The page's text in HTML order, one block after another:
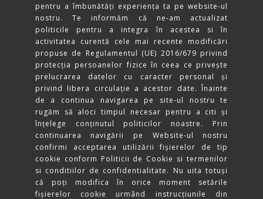
pentru a îmbunătăți experiența ta pe website-ul
nostru. Te informăm că ne-am actualizat
politicile pentru a integra în acestea si în
activitatea curentă cele mai recente modificări
propuse de Regulamentul (UE) 2016/679 privind
protecția persoanelor fizice în ceea ce privește
prelucrarea datelor cu caracter personal și
privind libera circulație a acestor date. Înainte
de a continua navigarea pe site-ul nostru te
rugăm să aloci timpul necesar pentru a citi și
înțelege conținutul politicilor noastre. Prin
continuarea navigării pe Website-ul nostru
confirmi acceptarea utilizării fişierelor de tip
cookie conform Politicii de Cookie si termenilor
si conditiilor de confidentialitate. Nu uita totuși
că poți modifica în orice moment setările
fişierelor cookie urmând instrucțiunile din
Luni-Duminică
Non-stop
Categorii: excursii in Delta Dunarii, cazare in Sulina, plimbari
cu bicicleta in Sulina, excursii cu barca in Delta Dunarii din
Sulina, plimbari cu barca din Sulina,excursii cu microbuzul in
Sulina, excursii in Delta Dunarii din Sulina, inchirieri biciclete in
Sulina, transport cu microbuzul in Sulina